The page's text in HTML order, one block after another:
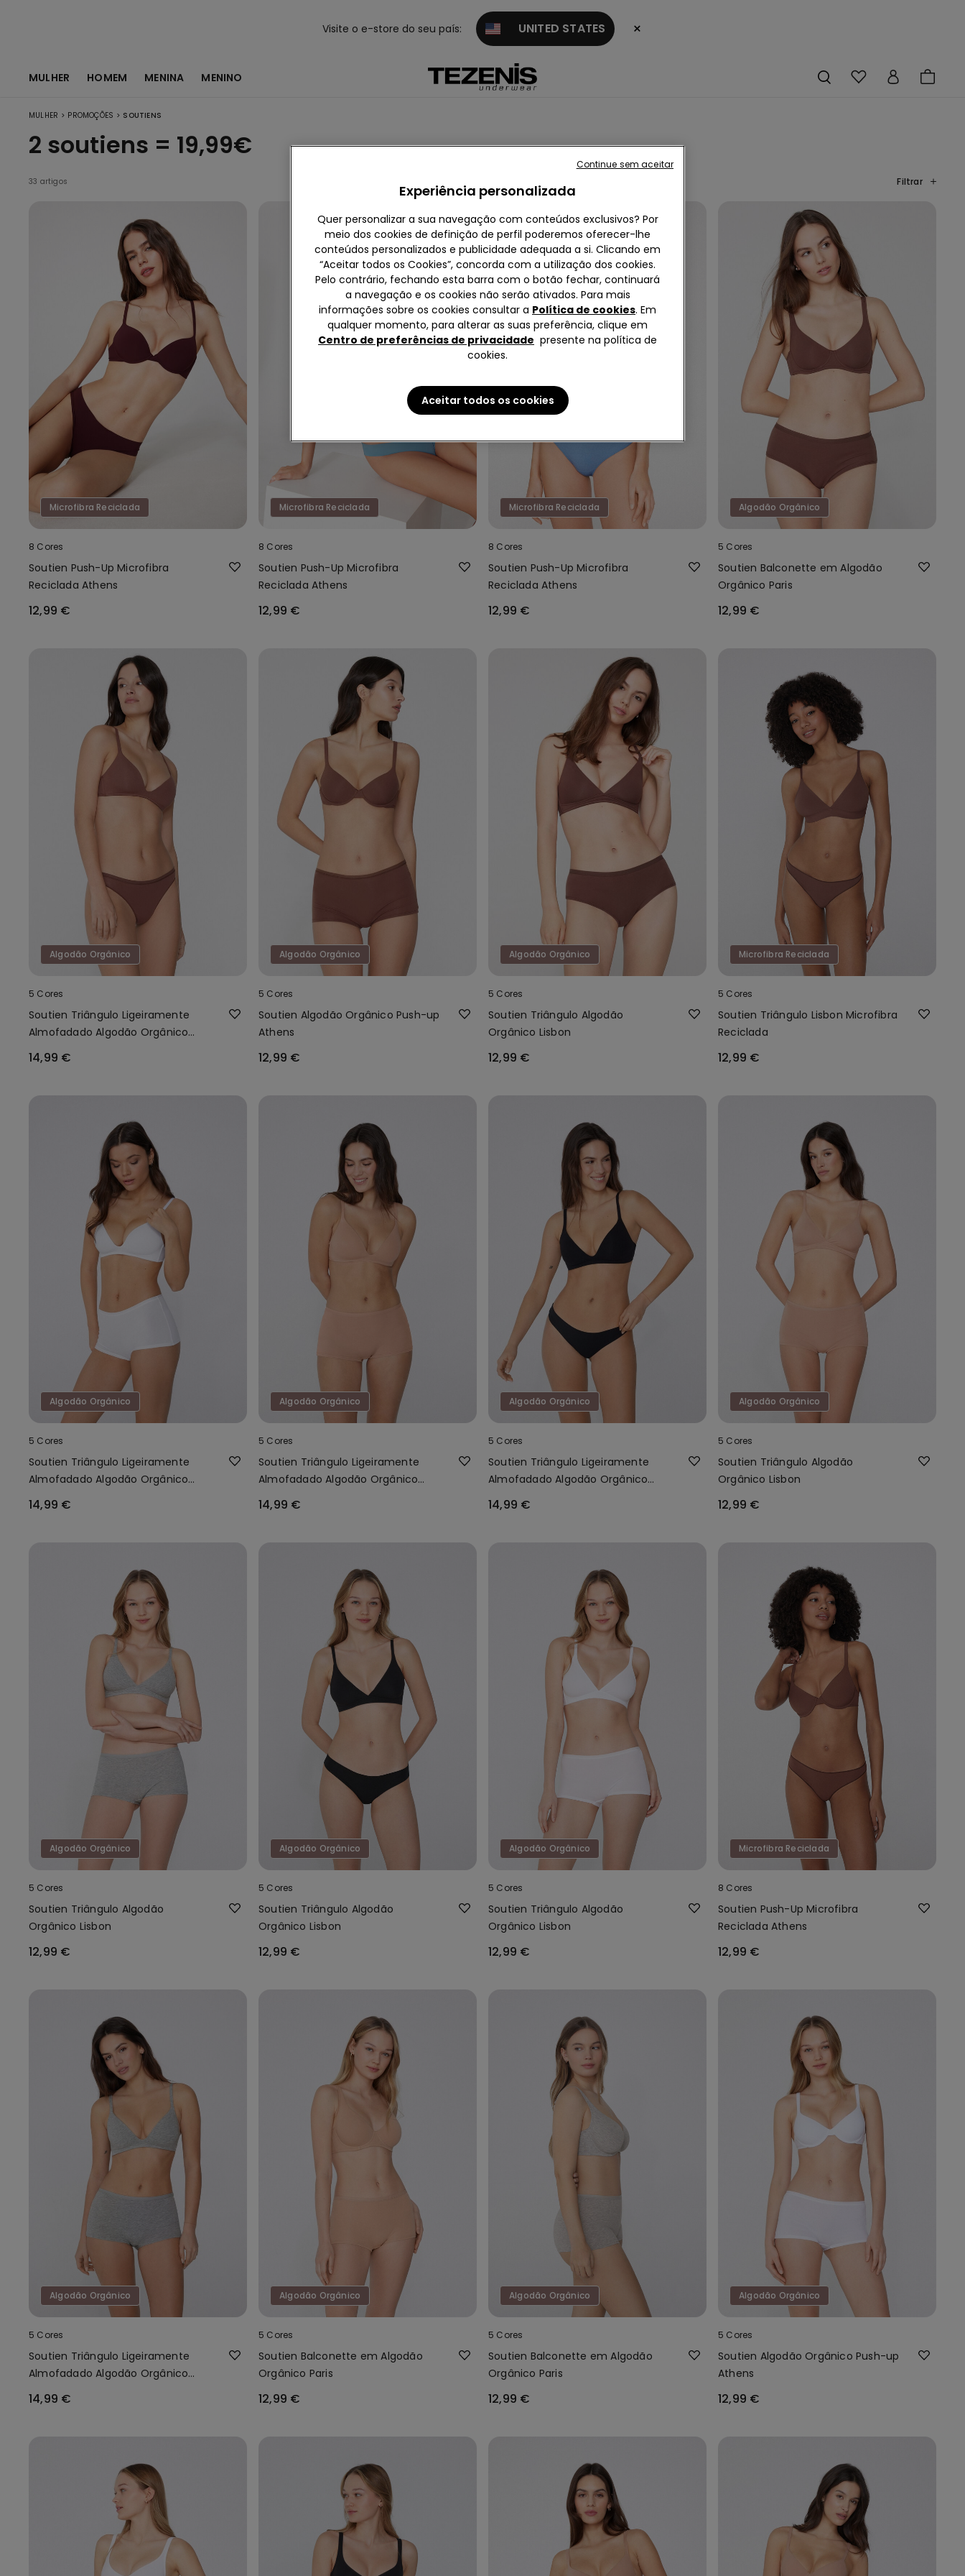
Visite o e-store do seu país: UNITED STATES ×
MULHER HOMEM MENINA MENINO
MULHER > PROMOÇÕES > SOUTIENS
2 soutiens = 19,99€
33 artigos Filtrar
Microfibra Reciclada
8 Cores
Soutien Push-Up Microfibra
Reciclada Athens
12,99 €
Microfibra Reciclada
8 Cores
Soutien Push-Up Microfibra
Reciclada Athens
12,99 €
Microfibra Reciclada
8 Cores
Soutien Push-Up Microfibra
Reciclada Athens
12,99 €
Algodão Orgânico
5 Cores
Soutien Balconette em Algodão
Orgânico Paris
12,99 €
Algodão Orgânico
5 Cores
Soutien Triângulo Ligeiramente
Almofadado Algodão Orgânico
14,99 €
Algodão Orgânico
5 Cores
Soutien Algodão Orgânico Push-up
Athens
12,99 €
Algodão Orgânico
5 Cores
Soutien Triângulo Algodão
Orgânico Lisbon
12,99 €
Microfibra Reciclada
5 Cores
Soutien Triângulo Lisbon Microfibra
Reciclada
12,99 €
Algodão Orgânico
5 Cores
Soutien Triângulo Ligeiramente
Almofadado Algodão Orgânico
14,99 €
Algodão Orgânico
5 Cores
Soutien Triângulo Ligeiramente
Almofadado Algodão Orgânico
14,99 €
Algodão Orgânico
5 Cores
Soutien Triângulo Ligeiramente
Almofadado Algodão Orgânico
14,99 €
Algodão Orgânico
5 Cores
Soutien Triângulo Algodão
Orgânico Lisbon
12,99 €
Algodão Orgânico
5 Cores
Soutien Triângulo Algodão
Orgânico Lisbon
12,99 €
Algodão Orgânico
5 Cores
Soutien Triângulo Algodão
Orgânico Lisbon
12,99 €
Algodão Orgânico
5 Cores
Soutien Triângulo Algodão
Orgânico Lisbon
12,99 €
Microfibra Reciclada
8 Cores
Soutien Push-Up Microfibra
Reciclada Athens
12,99 €
Algodão Orgânico
5 Cores
Soutien Triângulo Ligeiramente
Almofadado Algodão Orgânico
14,99 €
Algodão Orgânico
5 Cores
Soutien Balconette em Algodão
Orgânico Paris
12,99 €
Algodão Orgânico
5 Cores
Soutien Balconette em Algodão
Orgânico Paris
12,99 €
Algodão Orgânico
5 Cores
Soutien Algodão Orgânico Push-up
Athens
12,99 €
Experiência personalizada
Quer personalizar a sua navegação com conteúdos exclusivos? Por
meio dos cookies de definição de perfil poderemos oferecer-lhe
conteúdos personalizados e publicidade adequada a si. Clicando em
“Aceitar todos os Cookies”, concorda com a utilização dos cookies.
Pelo contrário, fechando esta barra com o botão fechar, continuará
a navegação e os cookies não serão ativados. Para mais
informações sobre os cookies consultar a Política de cookies. Em
qualquer momento, para alterar as suas preferência, clique em
Centro de preferências de privacidade presente na política de
cookies.
Aceitar todos os cookies
Continue sem aceitar